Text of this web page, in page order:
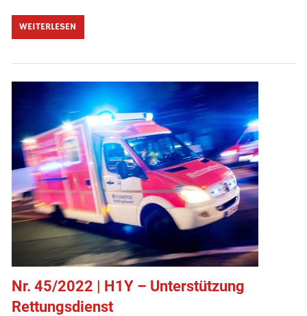
WEITERLESEN
Nr. 45/2022 | H1Y – Unterstützung
Rettungsdienst